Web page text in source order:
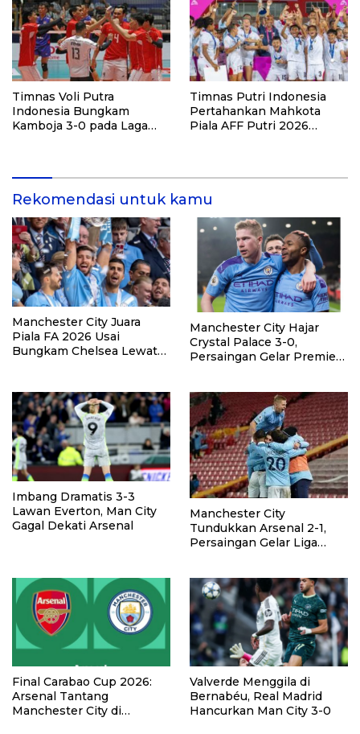
Timnas Voli Putra
Indonesia Bungkam
Kamboja 3-0 pada Laga
Timnas Putri Indonesia
Pertahankan Mahkota
Piala AFF Putri 2026
Rekomendasi untuk kamu
Manchester City Juara
Piala FA 2026 Usai
Bungkam Chelsea Lewat
Manchester City Hajar
Crystal Palace 3-0,
Persaingan Gelar Premier
Imbang Dramatis 3-3
Lawan Everton, Man City
Gagal Dekati Arsenal
Manchester City
Tundukkan Arsenal 2-1,
Persaingan Gelar Liga
Final Carabao Cup 2026:
Arsenal Tantang
Manchester City di
Valverde Menggila di
Bernabéu, Real Madrid
Hancurkan Man City 3-0